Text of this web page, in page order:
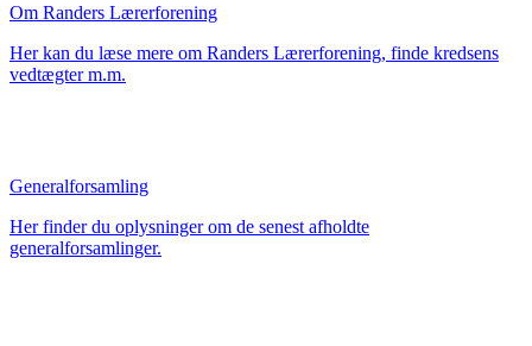
Om Randers Lærerforening
Her kan du læse mere om Randers Lærerforening, finde kredsens
vedtægter m.m.
Generalforsamling
Her finder du oplysninger om de senest afholdte
generalforsamlinger.